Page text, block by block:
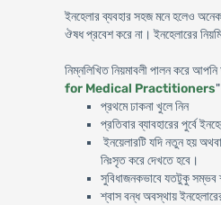
ইনহেলার ব্যবহার সহজ মনে হলেও অনেক
ঔষধ প্রবেশ করে না। ইনহেলারের
নিম্নলিখিত নিয়মাবলী পালন করে
for Medical Practitioners
প্রথমে ঢাকনা খুলে নিন
প্রতিবার ব্যাবহারের পুর্বে
ইনয়েলারটি যদি নতুন হয়
নিঃসৃত করে দেখতে হবে।
সুবিধাজনকভাবে যতটুকু সম্ভব
শ্বাস বন্ধ অবস্থায়